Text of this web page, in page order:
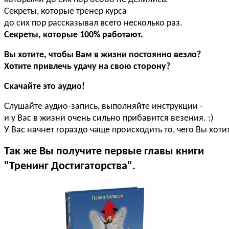
Секреты, которые тренер курса
до сих пор рассказывал всего несколько раз.
Секреты, которые 100% работают.
Вы хотите, чтобы Вам в жизни постоянно везло?
Хотите привлечь удачу на свою сторону?
Cкачайте это аудио!
Слушайте аудио-запись, выполняйте инструкции -
и у Вас в жизни очень сильно прибавится везения. :)
У Вас начнет гораздо чаще происходить то, чего Вы
Так же Вы получите первые главы книги
"Тренинг Достигаторства".